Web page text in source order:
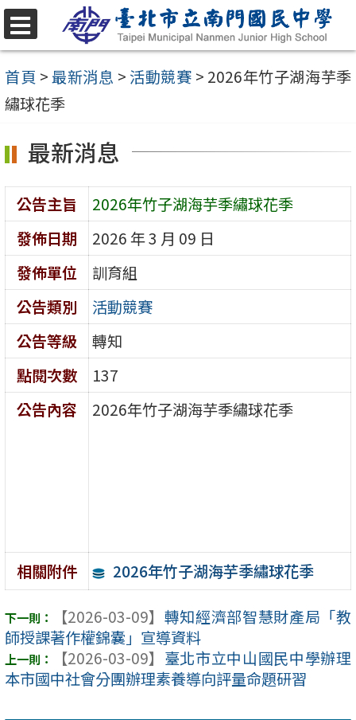
跳
至
主
要
容
選
單
首頁 >最新消息 > 活動競賽 > 2026年竹子湖海芋季
繡球花季
最新消息
公告主旨
2026年竹子湖海芋季繡球花季
發佈日期
2026 年 3 月 09 日
發佈單位
訓育組
公告類別
活動競賽
公告等級
轉知
點閱次數
137
公告內容
2026年竹子湖海芋季繡球花季
相關附件 2026年竹子湖海芋季繡球花季
【2026-03-09】 轉知經濟部智慧財產局「教
師授課著作權錦囊」宣導資料
【2026-03-09】 臺北市立中山國民中學辦理
本市國中社會分團辦理素養導向評量命題研習